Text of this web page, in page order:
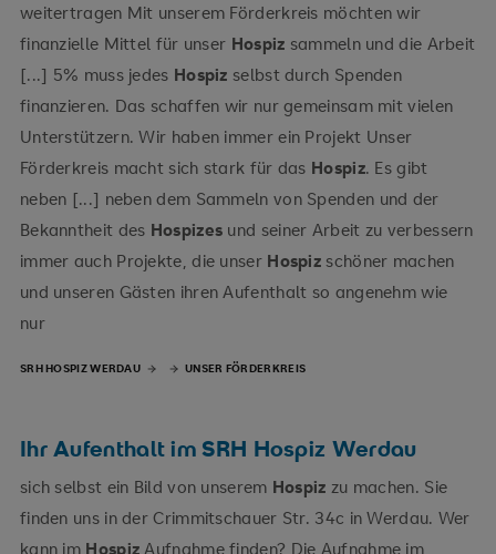
weitertragen Mit unserem Förderkreis möchten wir
finanzielle Mittel für unser Hospiz sammeln und die Arbeit
[...] 5% muss jedes Hospiz selbst durch Spenden
finanzieren. Das schaffen wir nur gemeinsam mit vielen
Unterstützern. Wir haben immer ein Projekt Unser
Förderkreis macht sich stark für das Hospiz. Es gibt
neben [...] neben dem Sammeln von Spenden und der
Bekanntheit des Hospizes und seiner Arbeit zu verbessern
immer auch Projekte, die unser Hospiz schöner machen
und unseren Gästen ihren Aufenthalt so angenehm wie
nur
SRH HOSPIZ WERDAU UNSER FÖRDERKREIS
Ihr Aufenthalt im SRH Hospiz Werdau
sich selbst ein Bild von unserem Hospiz zu machen. Sie
finden uns in der Crimmitschauer Str. 34c in Werdau. Wer
kann im Hospiz Aufnahme finden? Die Aufnahme im